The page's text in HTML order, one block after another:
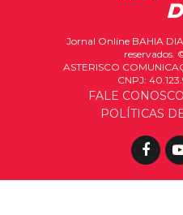
Jornal Online BAHIA
reservados.
ASTERISCO
CNPJ:
FALE CONOSCO
POLÍTICAS